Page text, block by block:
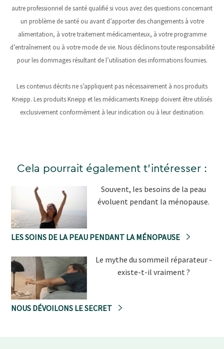
autre professionnel de santé qualifié si vous avez des questions concernant
un problème de santé ou avant d’apporter des changements à votre
alimentation, à votre traitement médicamenteux, à votre programme
d’entraînement ou à votre mode de vie. Nous déclinons toute responsabilité
pour les dommages résultant de l’utilisation des informations fournies.
Les contenus décrits ne s’appliquent pas nécessairement à nos produits
Kneipp. Les produits Kneipp et les médicaments Kneipp doivent être utilisés
exclusivement conformément à leur indication ou à leur destination.
Cela pourrait également t'intéresser :
Souvent, les besoins de la peau
évoluent pendant la ménopause.
LES SOINS DE LA PEAU PENDANT LA MÉNOPAUSE
Le mythe du sommeil réparateur -
existe-t-il vraiment ?
NOUS DÉVOILONS LE SECRET